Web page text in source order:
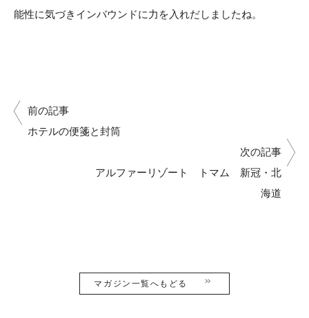
能性に気づきインバウンドに力を入れだしましたね。
前の記事
ホテルの便箋と封筒
次の記事
アルファーリゾート トマム 新冠・北
海道
マガジン一覧へもどる